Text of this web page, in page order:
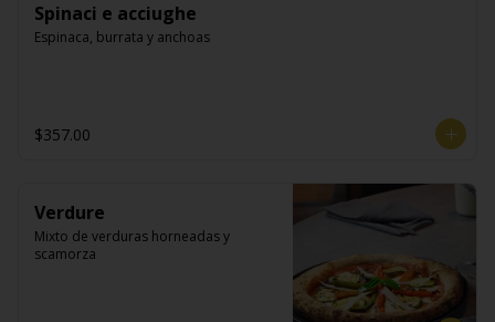
Spinaci e acciughe
Espinaca, burrata y anchoas
$357.00
Verdure
Mixto de verduras horneadas y
scamorza